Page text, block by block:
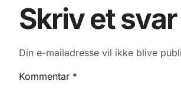
Skriv et svar
Din e-mailadresse vil ikke blive
Kommentar *